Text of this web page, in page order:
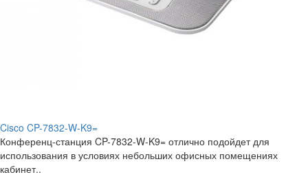
Cisco CP-7832-W-K9=
Конференц-станция CP-7832-W-K9= отлично подойдет для
использования в условиях небольших офисных помещениях
кабинет..